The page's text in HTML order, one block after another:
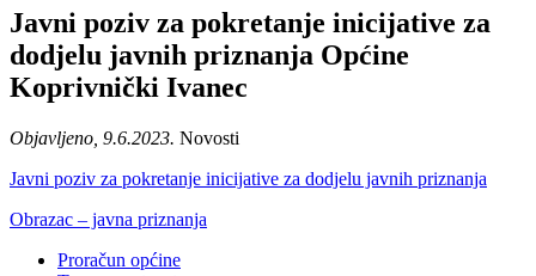
Javni poziv za pokretanje inicijative za
dodjelu javnih priznanja Općine
Koprivnički Ivanec
Objavljeno, 9.6.2023. Novosti
Javni poziv za pokretanje inicijative za dodjelu javnih priznanja
Obrazac – javna priznanja
Proračun općine